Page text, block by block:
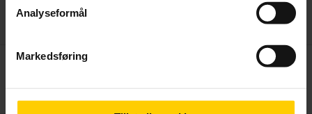
Analyseformål
Markedsføring